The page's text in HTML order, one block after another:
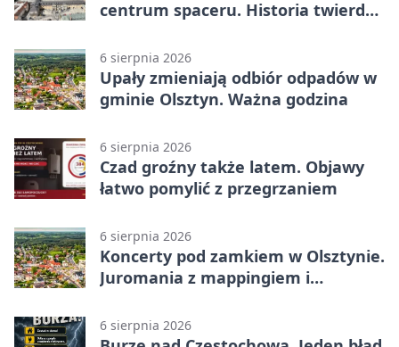
centrum spaceru. Historia twierdzy
6 sierpnia 2026
Upały zmieniają odbiór odpadów w
gminie Olsztyn. Ważna godzina
6 sierpnia 2026
Czad groźny także latem. Objawy
łatwo pomylić z przegrzaniem
6 sierpnia 2026
Koncerty pod zamkiem w Olsztynie.
Juromania z mappingiem i
6 sierpnia 2026